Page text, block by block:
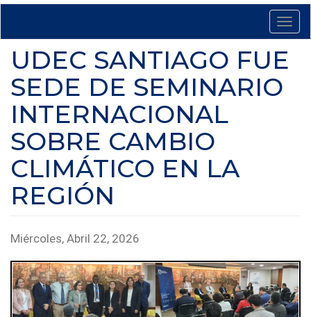
UDEC SANTIAGO FUE
SEDE DE SEMINARIO
INTERNACIONAL
SOBRE CAMBIO
CLIMÁTICO EN LA
REGIÓN
Miércoles, Abril 22, 2026